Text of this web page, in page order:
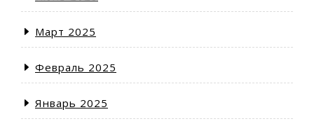
Март 2025
Февраль 2025
Январь 2025